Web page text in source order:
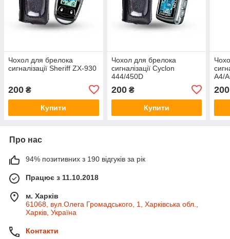
Чохол для брелока
сигналізації Sheriff ZX-930
200 ₴
Купити
Чохол для брелока
сигналізації Cyclon
444/450D
200₴
Купити
A4/
200
Про нас
94% позитивних з 190 відгуків за рік
Працює з 11.10.2018
м. Харків
61068, вул.Олега Громадського, 1, Харківська обл.,
Харків, Україна
Контакти